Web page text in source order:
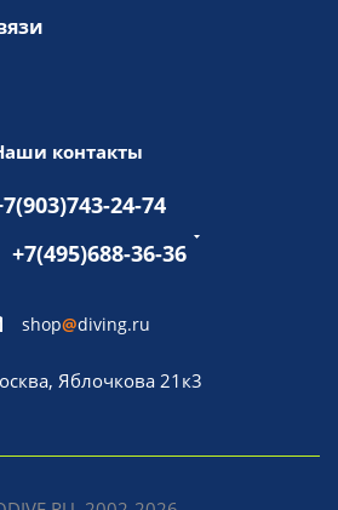
контакты
24-74
+7(495)688-36-36
shop@diving.ru
Яблочкова 21к3